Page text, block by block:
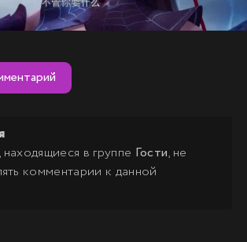
в группе Гости, не
комментарии к данной